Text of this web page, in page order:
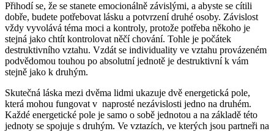
Přihodí se, že se stanete emocionálně závislými, a abyste se cítili
dobře, budete potřebovat lásku a potvrzení druhé osoby. Závislost
vždy vyvolává téma moci a kontroly, protože potřeba někoho je
stejná jako chtít kontrolovat něčí chování. Tohle je počátek
destruktivního vztahu. Vzdát se individuality ve vztahu provázeném
podvědomou touhou po absolutní jednotě je destruktivní k vám
stejně jako k druhým.
Skutečná láska mezi dvěma lidmi ukazuje dvě energetická pole,
která mohou fungovat v naprosté nezávislosti jedno na druhém.
Každé energetické pole je samo o sobě jednotou a na základě této
jednoty se spojuje s druhým. Ve vztazích, ve kterých jsou partneři na